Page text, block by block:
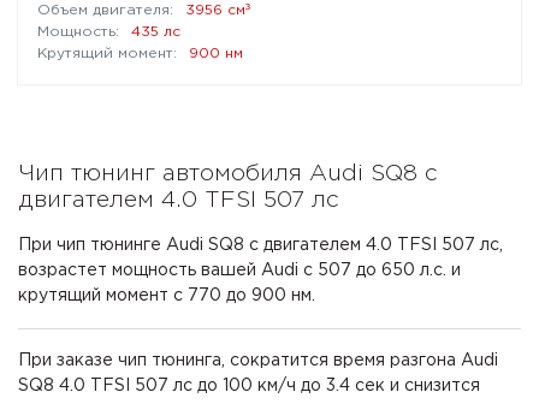
3956 см³
435 лс
900 нм
Чип тюнинг автомобиля Audi SQ8 с
двигателем 4.0 TFSI 507 лс
При чип тюнинге Audi SQ8 с двигателем 4.0 TFSI 507 лс,
возрастет мощность вашей Audi с 507 до 650 л.с. и
крутящий момент с 770 до 900 нм.
При заказе чип тюнинга, сократится время разгона Audi
SQ8 4.0 TFSI 507 лс до 100 км/ч до 3.4 сек и снизится